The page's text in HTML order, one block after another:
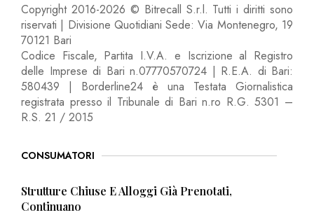
Copyright 2016-2026 © Bitrecall S.r.l. Tutti i diritti sono
riservati | Divisione Quotidiani Sede: Via Montenegro, 19
70121 Bari
Codice Fiscale, Partita I.V.A. e Iscrizione al Registro
delle Imprese di Bari n.07770570724 | R.E.A. di Bari:
580439 | Borderline24 è una Testata Giornalistica
registrata presso il Tribunale di Bari n.ro R.G. 5301 –
R.S. 21 / 2015
CONSUMATORI
Strutture Chiuse E Alloggi Già Prenotati,
Continuano